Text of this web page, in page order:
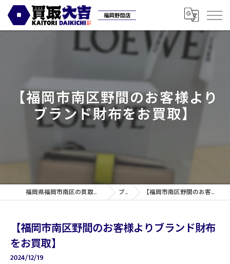
【福岡市南区野間のお客様より
ブランド財布をお買取】
福岡県福岡市南区の買取なら買取専門店大吉 福岡野間店 ブログ 【福岡市南区野間のお客様よりブランド財布をお買取】
【福岡市南区野間のお客様よりブランド財布
をお買取】
2024/12/19